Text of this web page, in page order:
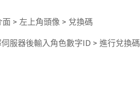
> 左上角頭像 > 兌換碼
服器後輸入角色數字ID > 進行兌換碼